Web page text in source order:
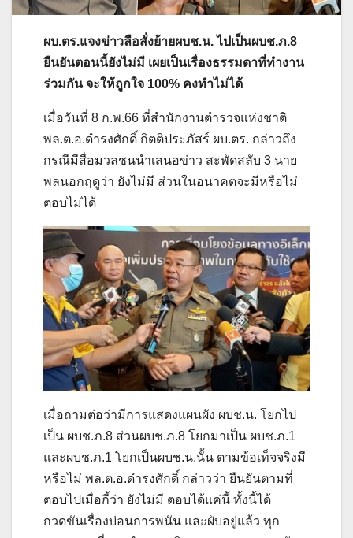
ผบ.ตร.แจงข่าวลือสั่งย้ายผบช.น. ไปเป็นผบช.ภ.8
ยืนยันตอนนี้ยังไม่มี เผยเป็นเรื่องธรรมดาที่ทำงาน
ร่วมกัน จะให้ถูกใจ 100% คงทำไม่ได้
เมื่อวันที่ 8 ก.พ.66 ที่สำนักงานตำรวจแห่งชาติ
พล.ต.อ.ดำรงศักดิ์ กิตติประภัสร์ ผบ.ตร. กล่าวถึง
กรณีมีสื่อมวลชนนำเสนอข่าว สะพัดสลับ 3 นาย
พลนอกฤดูว่า ยังไม่มี ส่วนในอนาคตจะมีหรือไม่
ตอบไม่ได้
เมื่อถามต่อว่ามีการแสดงแผนผัง ผบช.น. โยกไป
เป็น ผบช.ภ.8 ส่วนผบช.ภ.8 โยกมาเป็น ผบช.ภ.1
และผบช.ภ.1 โยกเป็นผบช.น.นั้น ตามข้อเท็จจริงมี
หรือไม่ พล.ต.อ.ดำรงศักดิ์ กล่าวว่า ยืนยันตามที่
ตอบไปเมื่อกี้ว่า ยังไม่มี ตอบได้แค่นี้ ทั้งนี้ได้
กวดขันเรื่องบ่อนการพนัน และผับอยู่แล้ว ทุก